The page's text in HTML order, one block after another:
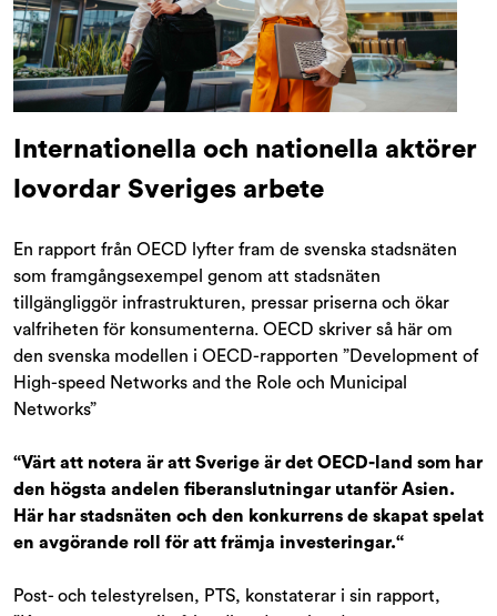
Internationella och nationella aktörer
lovordar Sveriges arbete
En rapport från OECD lyfter fram de svenska stadsnäten
som framgångsexempel genom att stadsnäten
tillgängliggör infrastrukturen, pressar priserna och ökar
valfriheten för konsumenterna. OECD skriver så här om
den svenska modellen i OECD-rapporten ”Development of
High-speed Networks and the Role och Municipal
Networks”
“Värt att notera är att Sverige är det OECD-land som har
den högsta andelen fiberanslutningar utanför Asien.
Här har stadsnäten och den konkurrens de skapat spelat
en avgörande roll för att främja investeringar.“
Post- och telestyrelsen, PTS, konstaterar i sin rapport,